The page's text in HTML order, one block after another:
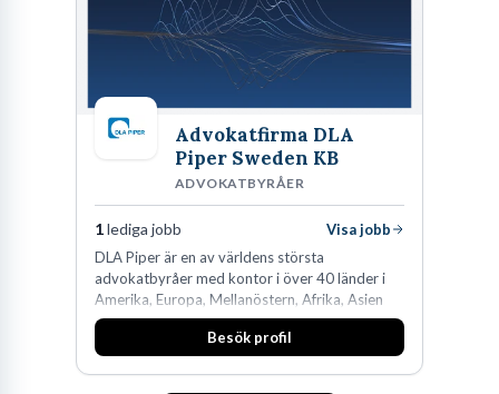
Advokatfirma DLA
Piper Sweden KB
ADVOKATBYRÅER
1lediga jobb
Visa jobb
DLA Piper är en av världens största
advokatbyråer med kontor i över 40 länder i
Amerika, Europa, Mellanöstern, Afrika, Asien
och Oceanien. Vi är specialister inom
affärsjuridikens alla områden och vi har några
Besök profil